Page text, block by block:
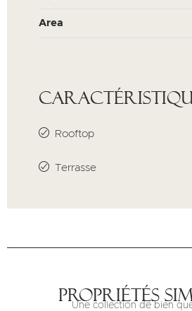
Area
Rooftop
Terrasse
Propriétés
Une collection de bien